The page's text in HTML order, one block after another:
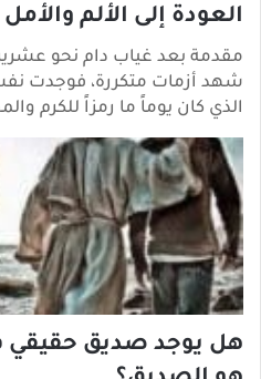
العودة إلى الألم والأمل
مقدمة بعد غياب دام نحو
شهد أزمات متكررة، فوجدت
الذي كان يوماً ما رمزاً للكرم
هل يوجد صديق حقيقي